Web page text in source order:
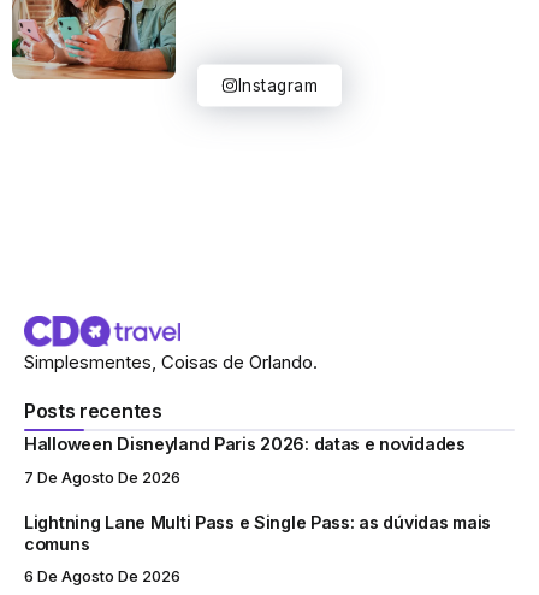
Instagram
Simplesmentes, Coisas de Orlando.
Posts recentes
Halloween Disneyland Paris 2026: datas e novidades
7 De Agosto De 2026
Lightning Lane Multi Pass e Single Pass: as dúvidas mais
comuns
6 De Agosto De 2026